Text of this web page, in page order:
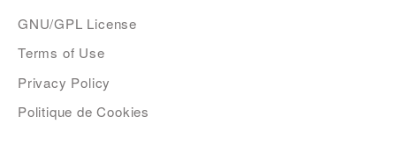
GNU/GPL License
Terms of Use
Privacy Policy
Politique de Cookies